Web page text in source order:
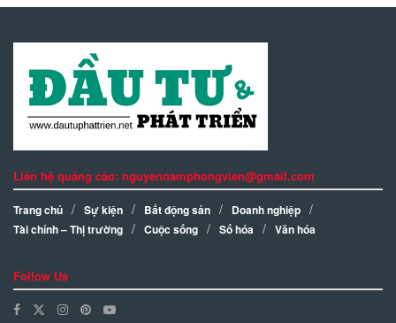
Liên hệ quảng cáo: nguyennamphongvien@gmail.com
Trang chủ Sự kiện Bất động sản
Doanh nghiệp
Tài chính – Thị trường
Cuộc sống Số hóa Văn hóa
Follow Us